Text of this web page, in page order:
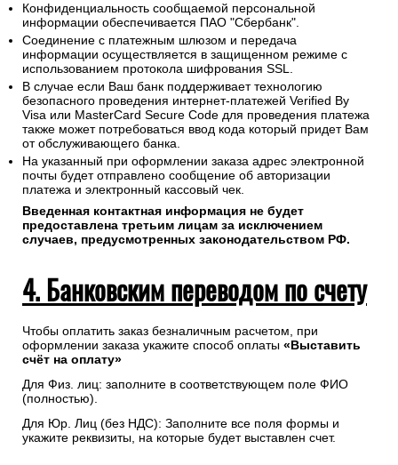
Конфиденциальность сообщаемой персональной
информации обеспечивается ПАО "Сбербанк".
Соединение с платежным шлюзом и передача
информации осуществляется в защищенном режиме с
использованием протокола шифрования SSL.
В случае если Ваш банк поддерживает технологию
безопасного проведения интернет-платежей Verified By
Visa или MasterCard Secure Code для проведения платежа
также может потребоваться ввод кода который придет Вам
от обслуживающего банка.
На указанный при оформлении заказа адрес электронной
почты будет отправлено сообщение об авторизации
платежа и электронный кассовый чек.
Введенная контактная информация не будет
предоставлена третьим лицам за исключением
случаев, предусмотренных законодательством РФ.
4. Банковским переводом по счету
Чтобы оплатить заказ безналичным расчетом, при
оформлении заказа укажите способ оплаты «Выставить
счёт на оплату»
Для Физ. лиц: заполните в соответствующем поле ФИО
(полностью).
Для Юр. Лиц (без НДС): Заполните все поля формы и
укажите реквизиты, на которые будет выставлен счет.